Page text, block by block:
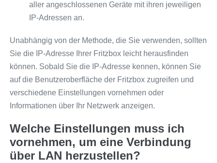
aller angeschlossenen Geräte mit ihren jeweiligen
IP-Adressen an.
Unabhängig von der Methode, die Sie verwenden, sollten
Sie die IP-Adresse Ihrer Fritzbox leicht herausfinden
können. Sobald Sie die IP-Adresse kennen, können Sie
auf die Benutzeroberfläche der Fritzbox zugreifen und
verschiedene Einstellungen vornehmen oder
Informationen über Ihr Netzwerk anzeigen.
Welche Einstellungen muss ich
vornehmen, um eine Verbindung
über LAN herzustellen?